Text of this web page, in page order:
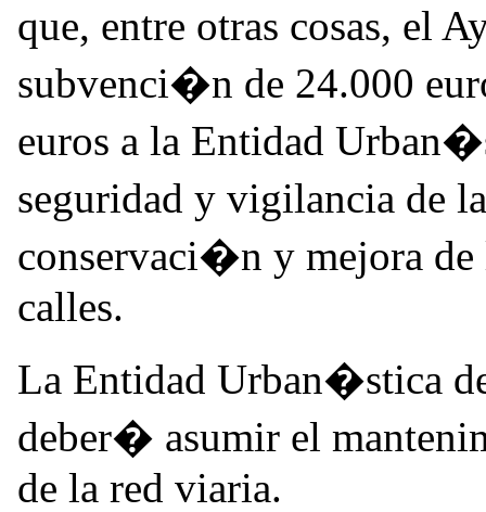
que, entre otras cosas, el
subvenci�n de 24.000
euros a la Entidad
seguridad y vigilancia de
conservaci�n y mejora
calles.
La Entidad Urban�stica
deber� asumir el
de la red viaria.